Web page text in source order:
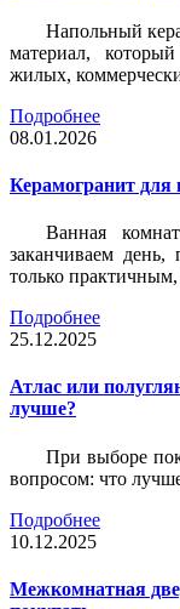
Напольный
материал,
жилых,
Подробнее
08.01.2026
Керамогранит для
Ванная
заканчиваем
только
Подробнее
25.12.2025
Атлас или
лучше?
При выборе
вопросом: что
Подробнее
10.12.2025
Межкомнатная